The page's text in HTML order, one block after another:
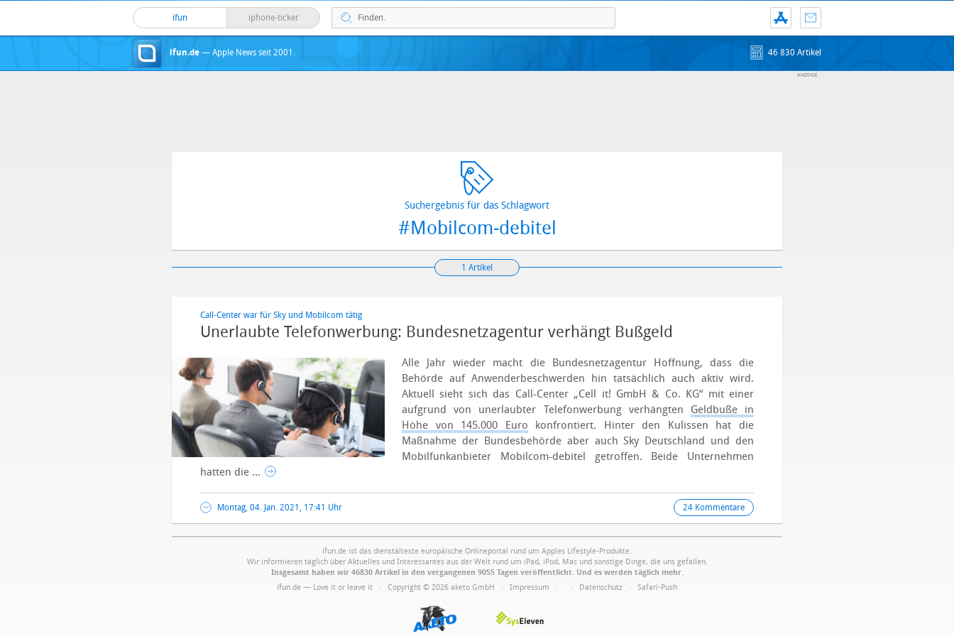
ifun iphone-ticker
ifun.de — Apple News seit 2001. 46 830 Artikel
Suchergebnis für das Schlagwort
#Mobilcom-debitel
1 Artikel
Call-Center war für Sky und Mobilcom tätig
Unerlaubte Telefonwerbung: Bundesnetzagentur verhängt Bußgeld
Alle Jahr wieder macht die Bundesnetzagentur Hoffnung, dass die
Behörde auf Anwenderbeschwerden hin tatsächlich auch aktiv wird.
Aktuell sieht sich das Call-Center „Cell it! GmbH & Co. KG“ mit einer
aufgrund von unerlaubter Telefonwerbung verhängten Geldbuße in
Höhe von 145.000 Euro konfrontiert. Hinter den Kulissen hat die
Maßnahme der Bundesbehörde aber auch Sky Deutschland und den
Mobilfunkanbieter Mobilcom-debitel getroffen. Beide Unternehmen
hatten die ...
Montag, 04. Jan. 2021, 17:41 Uhr 24 Kommentare
ifun.de ist das dienstälteste europäische Onlineportal rund um Apples Lifestyle-Produkte.
Wir informieren täglich über Aktuelles und Interessantes aus der Welt rund um iPad, iPod, Mac und sonstige Dinge, die uns gefallen.
Insgesamt haben wir 46830 Artikel in den vergangenen 9055 Tagen veröffentlicht. Und es werden täglich mehr.
ifun.de — Love it or leave it · Copyright © 2026 aketo GmbH · Impressum · · Datenschutz · Safari-Push